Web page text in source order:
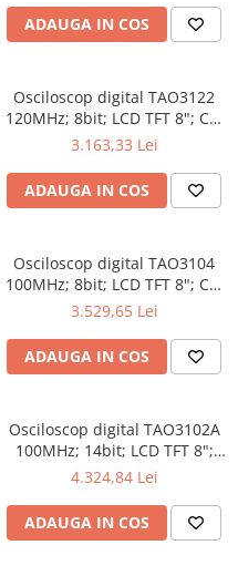
ADAUGA IN COS
Osciloscop digital TAO3122
120MHz; 8bit; LCD TFT 8"; Ch:
2; 1Gsps; 40Mpts ce include
3.163,33 Lei
ADAUGA IN COS
Osciloscop digital TAO3104
100MHz; 8bit; LCD TFT 8"; Ch:
4; 1Gsps; 40Mpts inclus in
3.529,65 Lei
ADAUGA IN COS
Osciloscop digital TAO3102A
100MHz; 14bit; LCD TFT 8";
Ch: 2; 1Gsps; 40Mpts dotat cu
4.324,84 Lei
ADAUGA IN COS